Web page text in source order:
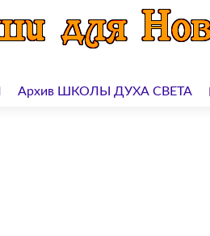
Архив ШКОЛЫ ДУХА СВЕТА